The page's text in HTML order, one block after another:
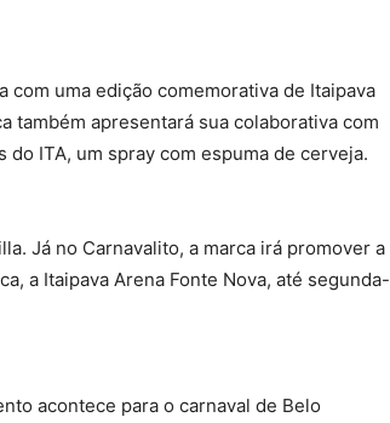
com uma edição comemorativa de Itaipava
também apresentará sua colaborativa com
ITA, um spray com espuma de cerveja.
Já no Carnavalito, a marca irá promover a
a Itaipava Arena Fonte Nova, até segunda-
acontece para o carnaval de Belo